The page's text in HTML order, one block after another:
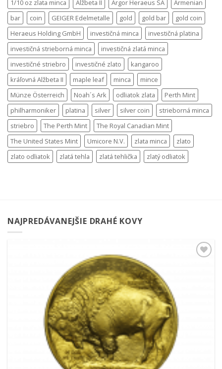
1/10 oz zlata minca Alžbeta II Argor Heraeus SA
Armenian
bar
coin GEIGER Edelmetalle gold gold bar
gold coin
Heraeus Holding GmbH
investičná minca
investičná platina
investičná strieborná minca
investičná zlatá minca
investičné striebro
investičné zlato
kangaroo
kráľovná Alžbeta II
maple leaf minca
mince
Münze Österreich
Noah´s Ark odliatok zlata
Perth Mint
philharmoniker
platina silver silver coin
strieborná minca
striebro
The Perth Mint
The Royal Canadian Mint
The United States Mint
Umicore N.V. zlata minca
zlato
zlato odliatok
zlatá tehla zlatá tehlička zlatý odliatok
NAJPREDÁVANEJŠIE DRAHÉ KOVY